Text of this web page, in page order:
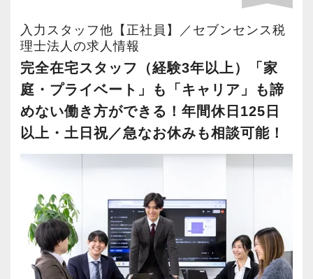
・繁忙期も月30～40h程度
・男性の育休取得率100％
・テレワーク導入済み
・全席デュアルモニタ完備
＜幅広い経験・成長環境＞
・9割が紹介の安定基盤
・個人～大企業まで幅広く経験可能
・税務顧問＋資産税に関与
・相続／事業承継／M&Aにも対応
入力スタッフ他【正社員】／セブンセンス税
理士法人の求人情報
完全在宅スタッフ（経験3年以上）「家
庭・プライベート」も「キャリア」も諦
めない働き方ができる！年間休日125日
以上・土日祝／急なお休みも相談可能！